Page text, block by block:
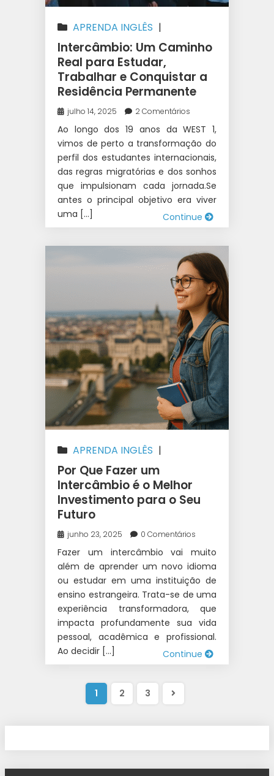
APRENDA INGLÊS |
AUSTRÁLIA |CANADÁ |CURSO
SUPERIOR NA AUSTRÁLIA
ESTUDAR NA AUSTRÁLIA |
ESTUDOS E TRABALHO
INTERCÂMBIO
| FAZER DINHEIRO
NO INTERCÂMBIO |
INTERCÂMBIO | IRLANDA |NOVA
ZELÂNDIA |TRABALHAR DURANTE
O INTERCÂMBIO |UNIVERSIDADE
NA AUSTRÁLIA | WEST 1
INTERCÂMBIO
Intercâmbio: Um Caminho
Real para Estudar,
Trabalhar e Conquistar a
Residência Permanente
julho 14, 2025 2 Comentários
Ao longo dos 19 anos da WEST 1,
vimos de perto a transformação do
perfil dos estudantes internacionais,
das regras migratórias e dos sonhos
que impulsionam cada jornada.Se
antes o principal objetivo era viver
uma […]
Continue
APRENDA INGLÊS |
AUSTRÁLIA |CANADÁ
INTERCÂMBIO |IRLANDA |NOVA
ZELÂNDIA
Por Que Fazer um
Intercâmbio é o Melhor
Investimento para o Seu
Futuro
junho 23, 2025 0 Comentários
Fazer um intercâmbio vai muito
além de aprender um novo idioma
ou estudar em uma instituição de
ensino estrangeira. Trata-se de uma
experiência transformadora, que
impacta profundamente sua vida
pessoal, acadêmica e profissional.
Ao decidir […]
Continue
1 2 3